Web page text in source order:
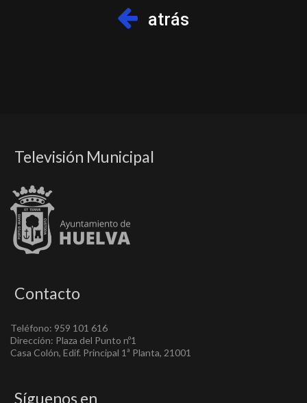
atrás
Televisión Municipal
Contacto
Teléfono: 959 101 616
Dirección: Plaza del Punto nº1
Casa Colón, Edif. Principal 1ª Planta, 21001
Síguenos en